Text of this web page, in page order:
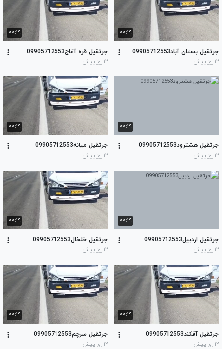
۰۰:۱۹
جرثقیل بستان آباد09905712553
۱۲ روز پیش
۰۰:۱۹
جرثقیل قره آغاج09905712553
۱۲ روز پیش
۰۰:۱۹
جرثقیل هشترود09905712553
۱۲ روز پیش
۰۰:۱۹
جرثقیل میانه09905712553
۱۲ روز پیش
۰۰:۱۹
جرثقیل اردبیل09905712553
۱۲ روز پیش
۰۰:۱۹
جرثقیل خلخال09905712553
۱۲ روز پیش
۰۰:۱۹
جرثقیل آقکند09905712553
۱۲ روز پیش
۰۰:۱۹
جرثقیل سرچم09905712553
۱۲ روز پیش